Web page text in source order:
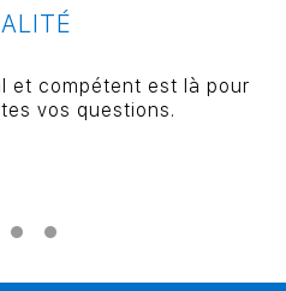
et compétent est là pour
vos questions.